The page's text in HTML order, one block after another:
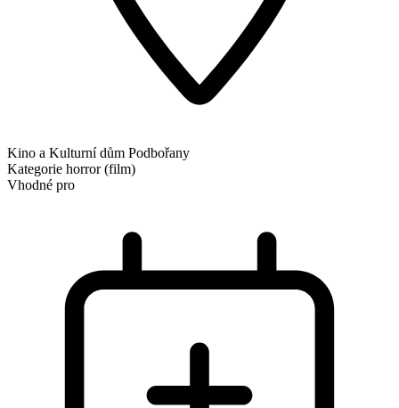
Kino a Kulturní dům Podbořany
Kategorie horror (film)
Vhodné pro